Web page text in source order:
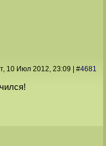
10 Июл 2012 , 23:09 | #4681